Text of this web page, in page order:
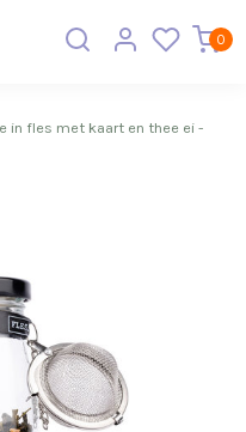
0
in fles met kaart en thee ei -